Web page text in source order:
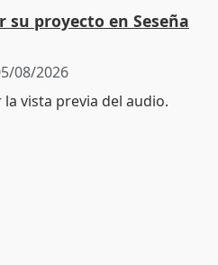
proyecto en Seseña
08/2026